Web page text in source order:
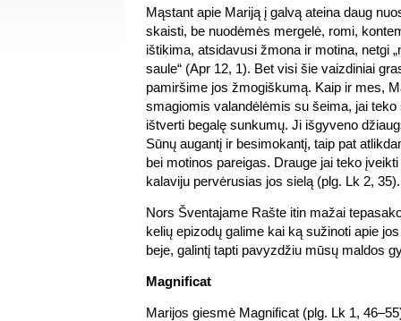
Mąstant apie Mariją į galvą ateina daug
skaisti, be nuodėmės mergelė, romi,
ištikima, atsidavusi žmona ir motina, netgi
saule“ (Apr 12, 1). Bet visi šie vaizdiniai
pamiršime jos žmogiškumą. Kaip ir mes,
smagiomis valandėlėmis su šeima, jai
ištverti begalę sunkumų. Ji išgyveno
Sūnų augantį ir besimokantį, taip pat
bei motinos pareigas. Drauge jai teko
kalaviju pervėrusias jos sielą (plg. Lk 2, 35).
Nors Šventajame Rašte itin mažai
kelių epizodų galime kai ką sužinoti apie
beje, galintį tapti pavyzdžiu mūsų maldos
Magnificat
Marijos giesmė Magnificat (plg. Lk 1,